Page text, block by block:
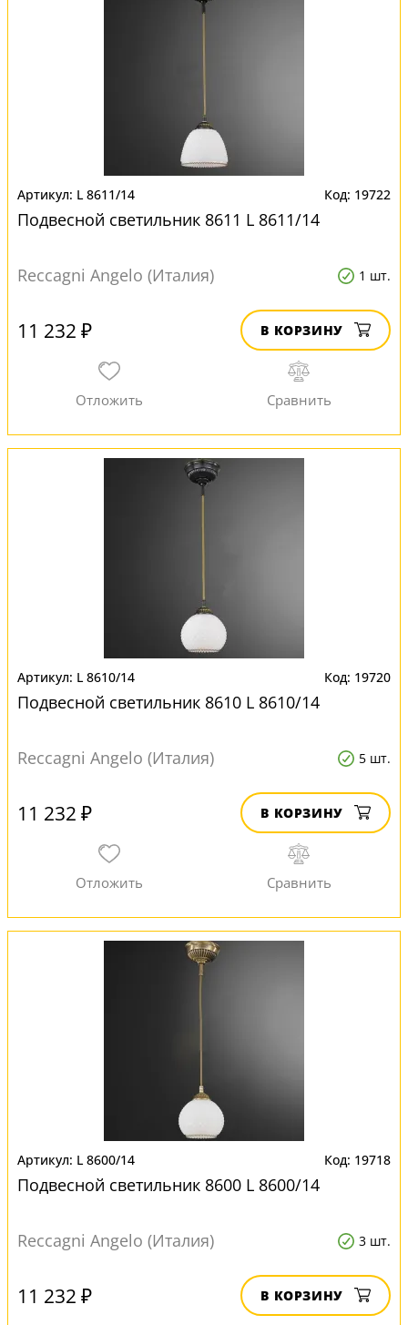
L 8611/14 19722
Подвесной светильник 8611 L 8611/14
Reccagni Angelo (Италия) 1 шт.
11 232 ₽ В КОРЗИНУ
L 8610/14 19720
Подвесной светильник 8610 L 8610/14
Reccagni Angelo (Италия) 5 шт.
11 232 ₽ В КОРЗИНУ
L 8600/14 19718
Подвесной светильник 8600 L 8600/14
Reccagni Angelo (Италия) 3 шт.
11 232 ₽ В КОРЗИНУ